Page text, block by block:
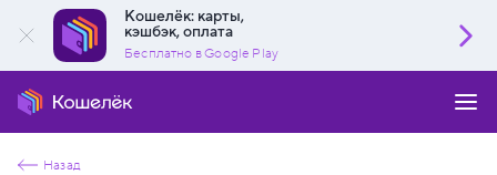
Кошелёк: карты,
кэшбэк, оплата
Бесплатно в Google Play
Назад